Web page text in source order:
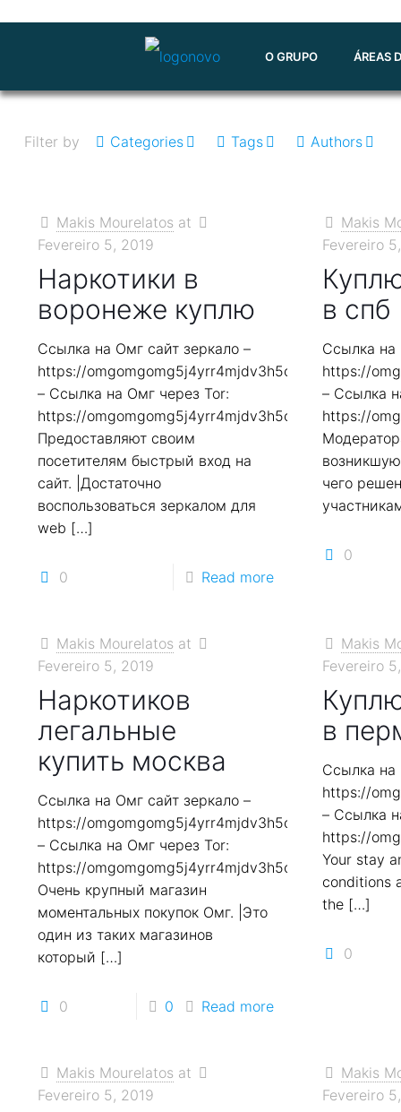
O GRUPO ÁREAS
Filter by Categories Tags Authors
Makis Mourelatos at
Fevereiro 5, 2019
Наркотики в
воронеже куплю
Ссылка на Омг сайт зеркало –
https://
– Ссылка на Омг через Tor:
https://
Предоставляют своим
посетителям быстрый вход на
сайт. |Достаточно
воспользоваться зеркалом для
web […]
0 Read more
Makis
Fevereiro
в спб
Ссылка на
https://
– Ссылка
https://
чего
0
Makis Mourelatos at
Fevereiro 5, 2019
Наркотиков
легальные
купить москва
Ссылка на Омг сайт зеркало –
https://
– Ссылка на Омг через Tor:
https://
Очень крупный магазин
моментальных покупок Омг. |Это
один из таких магазинов
который […]
0 0 Read more
Makis
Fevereiro
в
Ссылка на
https://
– Ссылка
https://
Your stay
conditions
the […]
0
Makis Mourelatos at
Fevereiro 5, 2019
Makis
Fevereiro